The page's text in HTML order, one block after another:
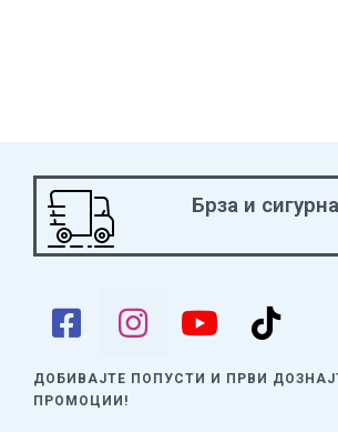
Брза и
ДОБИВАЈТЕ ПОПУСТИ И ПРВИ
ПРОМОЦИИ!